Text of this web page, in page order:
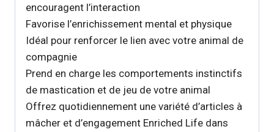
encouragent l’interaction
Favorise l’enrichissement mental et physique
Idéal pour renforcer le lien avec votre animal de
compagnie
Prend en charge les comportements instinctifs
de mastication et de jeu de votre animal
Offrez quotidiennement une variété d’articles à
mâcher et d’engagement Enriched Life dans